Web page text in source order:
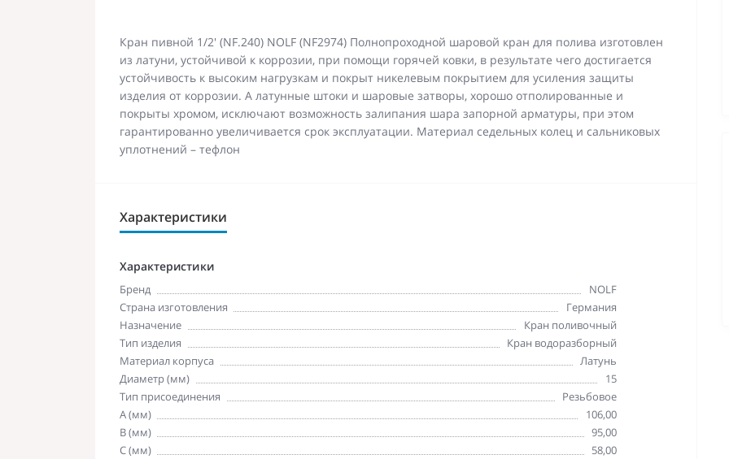
Кран пивной 1/2' (NF.240) NOLF (NF2974) Полнопроходной шаровой кран для полива изготовлен
из латуни, устойчивой к коррозии, при помощи горячей ковки, в результате чего достигается
устойчивость к высоким нагрузкам и покрыт никелевым покрытием для усиления защиты
изделия от коррозии. А латунные штоки и шаровые затворы, хорошо отполированные и
покрыты хромом, исключают возможность залипания шара запорной арматуры, при этом
гарантированно увеличивается срок эксплуатации. Материал седельных колец и сальниковых
уплотнений – тефлон
Характеристики
Характеристики
Бренд
NOLF
Страна изготовления
Германия
Назначение
Кран поливочный
Тип изделия
Кран водоразборный
Материал корпуса
Латунь
Диаметр (мм)
15
Тип присоединения
Резьбовое
A (мм)
106,00
B (мм)
95,00
C (мм)
58,00